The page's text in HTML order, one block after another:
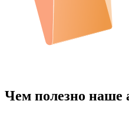
Чем полезно наше